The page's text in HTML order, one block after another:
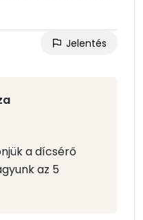
Jelentés
a dícsérő
az 5